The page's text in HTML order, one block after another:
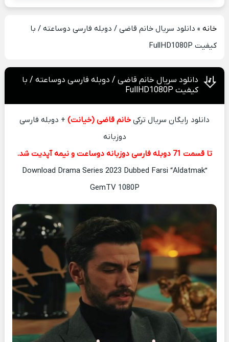
خانه» دانلود سریال خانم قاضی / دوبله فارسی دوساعته / با
کیفیت FullHD1080P
دانلود سریال خانم قاضی / دوبله فارسی دوساعته / با
کیفیت FullHD1080P
دانلود رایگان سریال ترکیخانم قاضی (خیانت) + دوبله فارسی
دوزبانه
تا قسمت 71 دوبله فارسی دوزبانه دوساعت و نیمه آپدیت شد.
Download Drama Series 2023 Dubbed Farsi “Aldatmak”
GemTV 1080P